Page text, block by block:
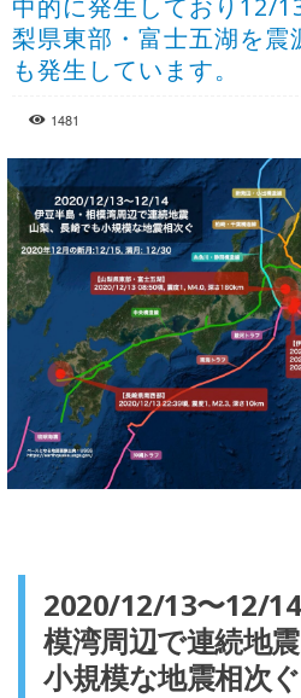
中的に発生しており12/
梨県東部・富士五湖を
も発生しています。
1481
2020/12/13〜12/
模湾周辺で連続地
小規模な地震相次ぐ